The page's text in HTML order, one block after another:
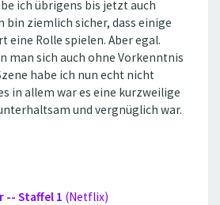
ich übrigens bis jetzt auch
bin ziemlich sicher, dass einige
eine Rolle spielen. Aber egal.
man sich auch ohne Vorkenntnis
habe ich nun echt nicht
in allem war es eine kurzweilige
und vergnüglich war.
-- Staffel 1 (Netflix)